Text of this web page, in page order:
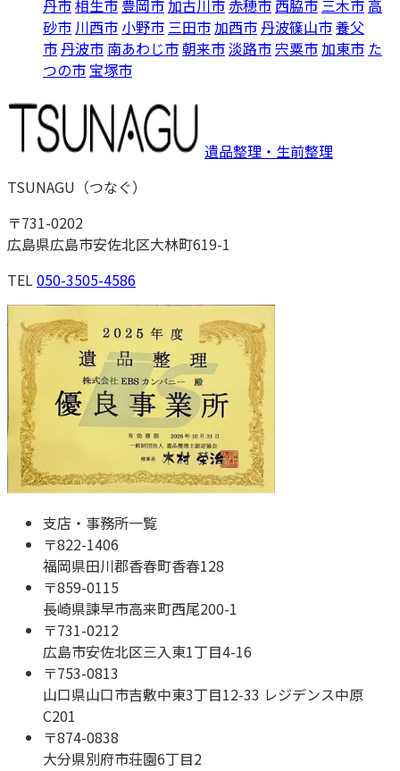
丹市相生市 豊岡市加古川市赤穂市 西脇市 三木市高
砂市 川西市 小野市 三田市加西市 丹波篠山市養父
市 丹波市 南あわじ市朝来市淡路市宍粟市加東市 た
つの市 宝塚市
遺品整理・生前整理
TSUNAGU （つなぐ）
〒731-0202
広島県広島市安佐北区大林町619-1
TEL050-3505-4586
支店・事務所一覧
〒822-1406
福岡県田川郡香春町香春128
〒859-0115
長崎県諫早市高来町西尾200-1
〒731-0212
広島市安佐北区三入東1丁目4-16
〒753-0813
山口県山口市吉敷中東3丁目12-33 レジデンス中原
C201
〒874-0838
大分県別府市荘園6丁目2